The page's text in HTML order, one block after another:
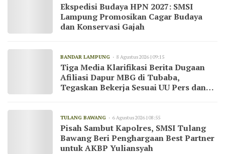
Ekspedisi Budaya HPN 2027: SMSI
Lampung Promosikan Cagar Budaya
dan Konservasi Gajah
BANDAR LAMPUNG 8 Agustus 2026 | 09:15
Tiga Media Klarifikasi Berita Dugaan
Afiliasi Dapur MBG di Tubaba,
Tegaskan Bekerja Sesuai UU Pers dan
TULANG BAWANG 6 Agustus 2026 | 08:55
Pisah Sambut Kapolres, SMSI Tulang
Bawang Beri Penghargaan Best Partner
untuk AKBP Yuliansyah